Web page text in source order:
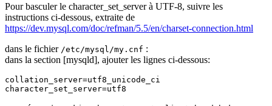
Pour basculer le character_set_server à UTF-8, suivre les
instructions ci-dessous, extraite de
https://dev.mysql.com/doc/refman/5.5/en/charset-connection.html
dans le fichier /etc/mysql/my.cnf :
dans la section [mysqld], ajouter les lignes ci-dessous:
collation_server=utf8_unicode_ci
character_set_server=utf8